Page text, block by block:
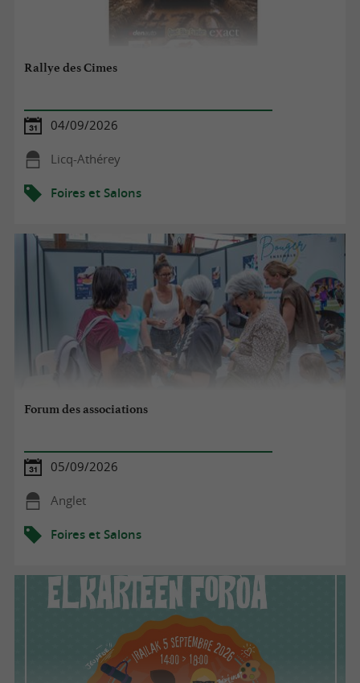
Rallye des Cimes
04/09/2026
Licq-Athérey
Foires et Salons
Forum des associations
05/09/2026
Anglet
Foires et Salons